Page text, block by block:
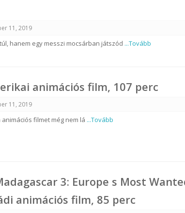
11, 2019
hanem egy messzi mocsárban játszód ...Tovább
animációs film, 107 perc
11, 2019
filmet még nem lá ...Tovább
3: Europe s Most
animációs film, 85 perc